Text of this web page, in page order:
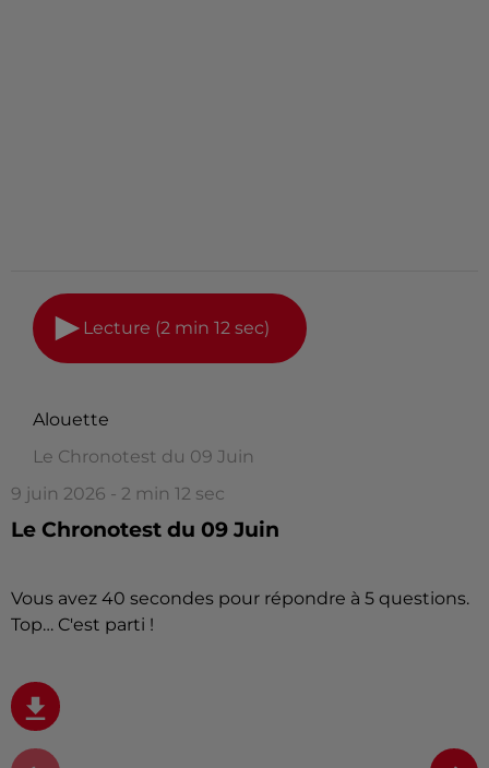
Lecture (2 min 12 sec)
Alouette
Le Chronotest du 09 Juin
9 juin 2026 - 2 min 12 sec
Le Chronotest du 09 Juin
Vous avez 40 secondes pour répondre à 5 questions.
Top… C'est parti !